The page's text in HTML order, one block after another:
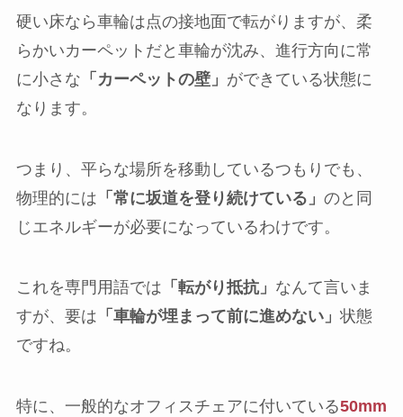
硬い床なら車輪は点の接地面で転がりますが、柔
らかいカーペットだと車輪が沈み、進行方向に常
に小さな 「カーペットの壁」 ができている状態に
なります。
つまり、平らな場所を移動しているつもりでも、
物理的には 「常に坂道を登り続けている」 のと同
じエネルギーが必要になっているわけです。
これを専門用語では 「転がり抵抗」 なんて言いま
すが、要は 「車輪が埋まって前に進めない」 状態
ですね。
特に、一般的なオフィスチェアに付いている50mm